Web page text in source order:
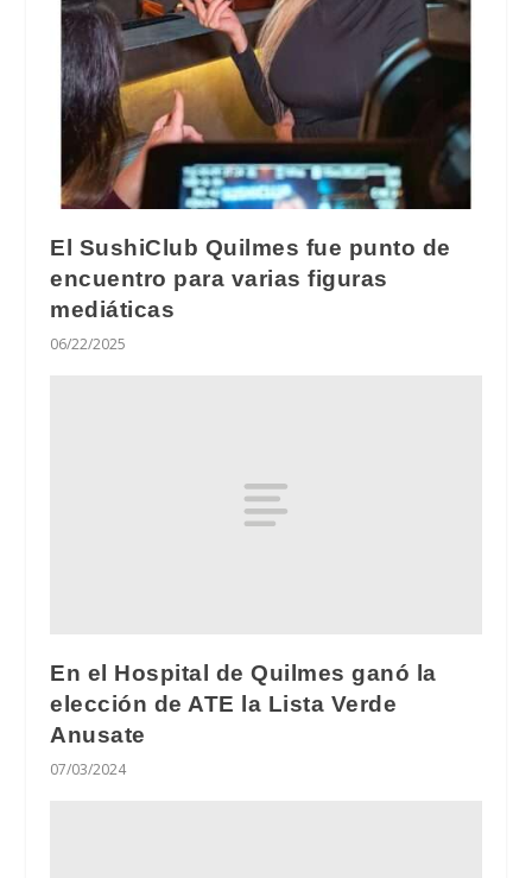
El SushiClub Quilmes fue punto de
encuentro para varias figuras
mediáticas
06/22/2025
En el Hospital de Quilmes ganó la
elección de ATE la Lista Verde
Anusate
07/03/2024